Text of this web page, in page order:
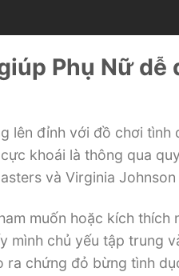
Phụ Nữ
lên đỉnh với đồ chơi
khoái là thông qua
và Virginia
muốn hoặc kích
mình chủ yếu tập trung
ra chứng đỏ bừng tình